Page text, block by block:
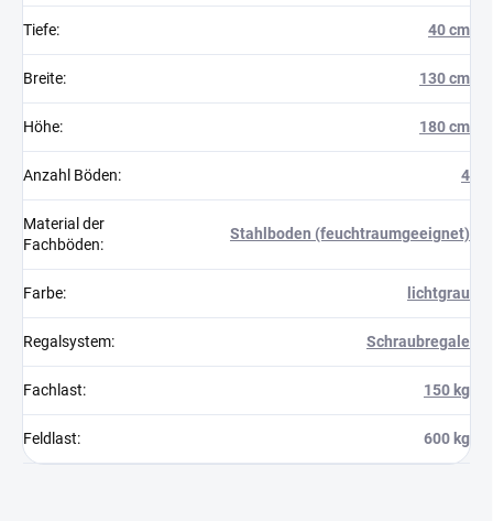
Tiefe: 40 cm
Breite: 130 cm
Höhe: 180 cm
Anzahl Böden: 4
Material der
Fachböden:
Stahlboden (feuchtraumgeeignet)
Farbe: lichtgrau
Regalsystem: Schraubregale
Fachlast: 150 kg
Feldlast: 600 kg